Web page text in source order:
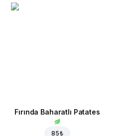
Fırında Baharatlı Patates
85 ₺